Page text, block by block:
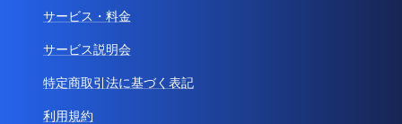
サービス・料金
サービス説明会
特定商取引法に基づく表記
利用規約